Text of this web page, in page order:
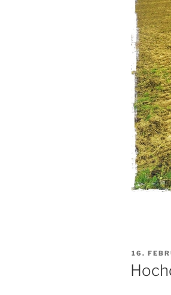
AM
16.